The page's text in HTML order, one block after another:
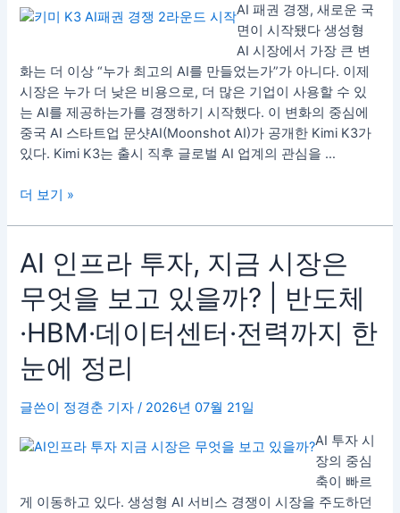
AI 패권 경쟁, 새로운 국
면이 시작됐다 생성형
AI 시장에서 가장 큰 변
화는 더 이상 “누가 최고의 AI를 만들었는가”가 아니다. 이제
시장은 누가 더 낮은 비용으로, 더 많은 기업이 사용할 수 있
는 AI를 제공하는가를 경쟁하기 시작했다. 이 변화의 중심에
중국 AI 스타트업 문샷AI(Moonshot AI)가 공개한 Kimi K3가
있다. Kimi K3는 출시 직후 글로벌 AI 업계의 관심을 …
주
다
｜
투
자
자
확
야
할
7
지
변
화,
AI
권
2
더 보기 »
AI 인프라 투자, 지금 시장은
무엇을 보고 있을까? | 반도체
·HBM·데이터센터·전력까지 한
눈에 정리
글쓴이 정경춘 기자/ 2026년 07월 21일
AI 투자 시
장의 중심
축이 빠르
게 이동하고 있다. 생성형 AI 서비스 경쟁이 시장을 주도하던
AI
인
프
라
투
자,
지
금
시
장
엇